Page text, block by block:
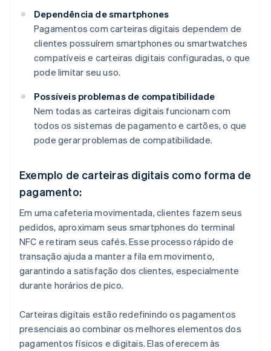
Dependência de smartphones
Pagamentos com carteiras digitais dependem de
clientes possuírem smartphones ou smartwatches
compatíveis e carteiras digitais configuradas, o que
pode limitar seu uso.
Possíveis problemas de compatibilidade
Nem todas as carteiras digitais funcionam com
todos os sistemas de pagamento e cartões, o que
pode gerar problemas de compatibilidade.
Exemplo de carteiras digitais como forma de
pagamento:
Em uma cafeteria movimentada, clientes fazem seus
pedidos, aproximam seus smartphones do terminal
NFC e retiram seus cafés. Esse processo rápido de
transação ajuda a manter a fila em movimento,
garantindo a satisfação dos clientes, especialmente
durante horários de pico.
Carteiras digitais estão redefinindo os pagamentos
presenciais ao combinar os melhores elementos dos
pagamentos físicos e digitais. Elas oferecem às